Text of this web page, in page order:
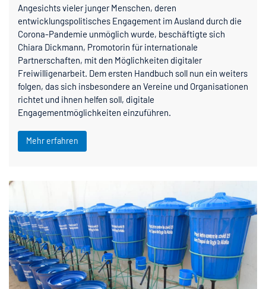
Angesichts vieler junger Menschen, deren
entwicklungspolitisches Engagement im Ausland durch die
Corona-Pandemie unmöglich wurde, beschäftigte sich
Chiara Dickmann, Promotorin für internationale
Partnerschaften, mit den Möglichkeiten digitaler
Freiwilligenarbeit. Dem ersten Handbuch soll nun ein weiters
folgen, das sich insbesondere an Vereine und Organisationen
richtet und ihnen helfen soll, digitale
Engagementmöglichkeiten einzuführen.
Mehr erfahren